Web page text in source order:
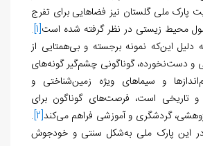
پارک ملی گلستان نیز فضاهایی برای تفرج
محیط زیستی در نظر گرفته شده است[1]
.
دلیل این‌که نمونه­ برجسته‌ و بی‌همتایی از
و دست‌نخورده، گوناگونی چشم‌گیر گونه‌های
و سیماهای ویژه زمین‌شناختی و
و تاریخی است، فرصتهای گوناگون برای
گردشگری و آموزشی فراهم می‌کند[2]
.
این پارک ملی به‌شکل سنتی و خودجوش